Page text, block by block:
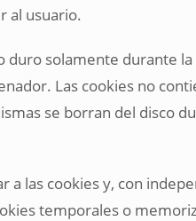
al usuario.
solamente durante
Las cookies no
se borran del disco
las cookies y, con
temporales o